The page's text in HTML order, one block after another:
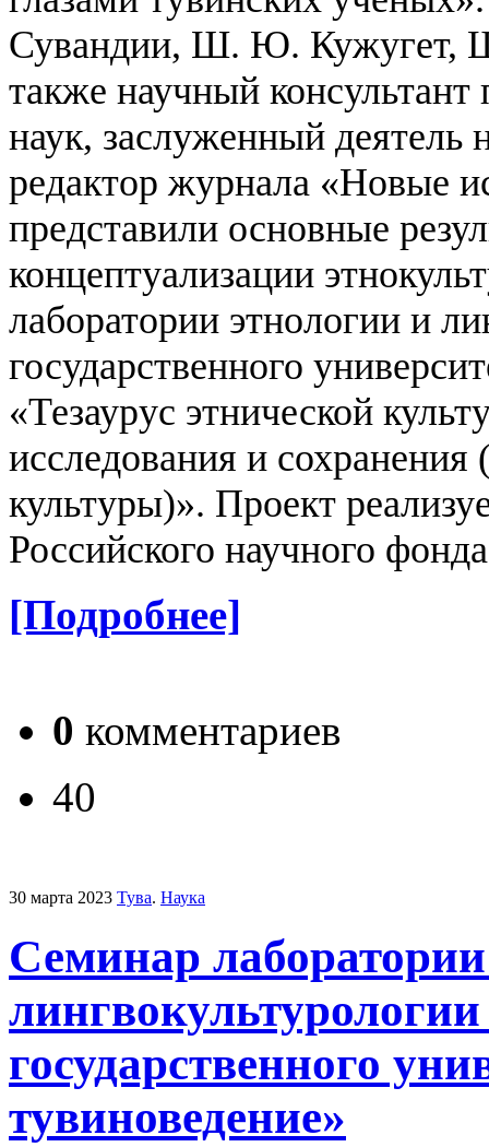
Сувандии, Ш. Ю. Кужугет,
также научный
наук, заслуженный деятель
редактор журнала «Новые
представили основные
концептуализации
лаборатории этнологии и
государственного
«Тезаурус этнической
исследования и
культуры)». Проект
Российского научного
[Подробнее]
0 комментариев
40
30 марта 2023 Тува. Наука
Семинар
государственного
тувиноведение»